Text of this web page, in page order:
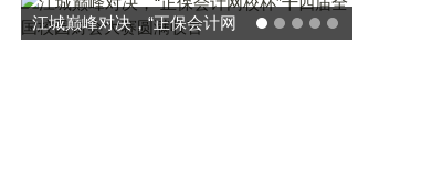
破局“纸面教育”：理想树AI自